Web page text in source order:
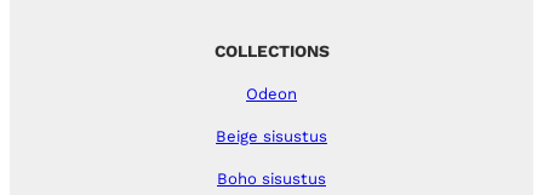
COLLECTIONS
Odeon
Beige sisustus
Boho sisustus